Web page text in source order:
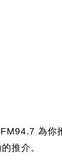
為你
推介。